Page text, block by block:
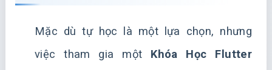
Mặc dù tự học là một lựa chọn, nhưng
việc tham gia một Khóa Học Flutter